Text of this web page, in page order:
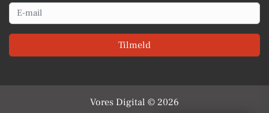
Email
Tilmeld
Vores Digital © 2026